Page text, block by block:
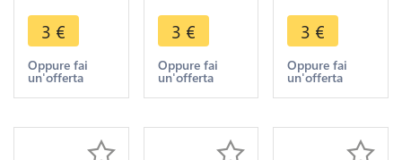
Sen1964
UNC ->
Make offer
3 €
Oppure fai
un'offerta
Sen1964
UNC ->
Make offer
3 €
Oppure fai
un'offerta
Sen1964
UNC ->
Make offer
3 €
Oppure fai
un'offerta